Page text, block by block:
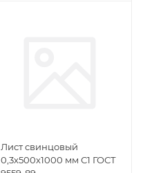
Лист свинцовый
0,3х500х1000 мм С1 ГОСТ